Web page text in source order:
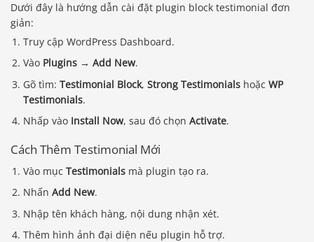
Dưới đây là hướng dẫn cài đặt plugin block testimonial đơn
giản:
Truy cập WordPress Dashboard.
Vào Plugins → Add New.
Gõ tìm:Testimonial Block,Strong Testimonials hoặcWP
Testimonials.
Nhấp vào Install Now, sau đó chọnActivate.
Cách Thêm Testimonial Mới
Vào mụcTestimonials mà plugin tạo ra.
NhấnAdd New.
Nhập tên khách hàng, nội dung nhận xét.
Thêm hình ảnh đại diện nếu plugin hỗ trợ.